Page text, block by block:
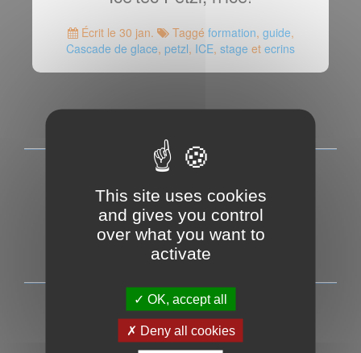
Écrit le 30 jan. Taggé formation, guide,
Cascade de glace, petzl, ICE, stage et ecrins
ICE-FALL
This site uses cookies
and gives you control
over what you want to
activate
OK, accept all
Deny all cookies